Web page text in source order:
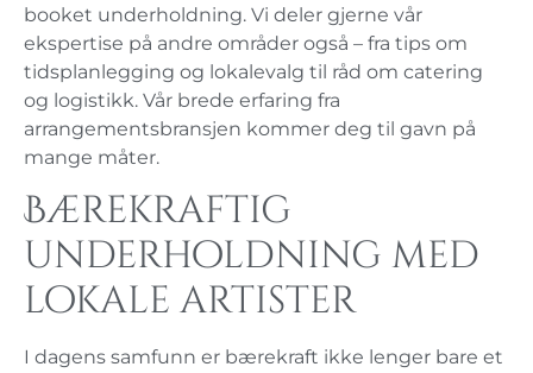
booket underholdning. Vi deler gjerne vår
ekspertise på andre områder også – fra tips om
tidsplanlegging og lokalevalg til råd om catering
og logistikk. Vår brede erfaring fra
arrangementsbransjen kommer deg til gavn på
mange måter.
Bærekraftig
underholdning med
lokale artister
I dagens samfunn er bærekraft ikke lenger bare et